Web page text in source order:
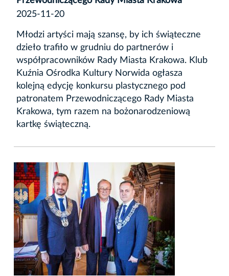
2025-11-20
Młodzi artyści mają szansę, by ich świąteczne
dzieło trafiło w grudniu do partnerów i
współpracowników Rady Miasta Krakowa. Klub
Kuźnia Ośrodka Kultury Norwida ogłasza
kolejną edycję konkursu plastycznego pod
patronatem Przewodniczącego Rady Miasta
Krakowa, tym razem na bożonarodzeniową
kartkę świąteczną.